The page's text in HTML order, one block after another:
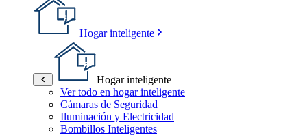
Hogar inteligente
Hogar inteligente
Ver todo en hogar inteligente
Cámaras de Seguridad
Iluminación y Electricidad
Bombillos Inteligentes